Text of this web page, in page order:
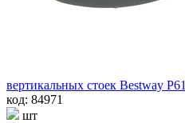
вертикальных стоек Bestway
код: 84971
шт